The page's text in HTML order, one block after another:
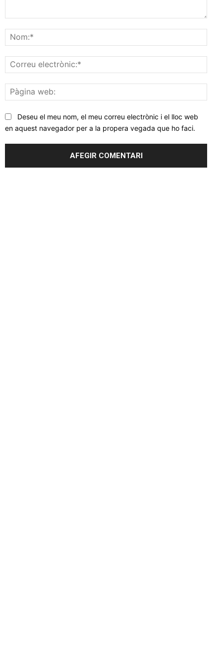
web:
Deseu el meu nom, el meu correu electrònic i el lloc web
en aquest navegador per a la propera vegada que ho faci.